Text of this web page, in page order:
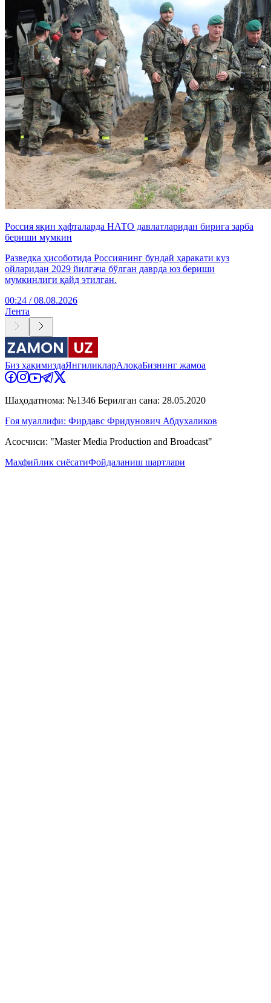
Россия яқин ҳафталарда НАТО давлатларидан бирига зарба
бериши мумкин
Разведка ҳисоботида Россиянинг бундай ҳаракати куз
ойларидан 2029 йилгача бўлган даврда юз бериши
мумкинлиги қайд этилган.
00:24 / 08.08.2026
Лента
Биз ҳақимиздаЯнгиликларАлоқаБизнинг жамоа
Шаҳодатнома: №1346 Берилган сана: 28.05.2020
Ғоя муаллифи: Фирдавс Фридунович Абдухаликов
Асосчиси: "Master Media Production and Broadcast"
Махфийлик сиёсатиФойдаланиш шартлари